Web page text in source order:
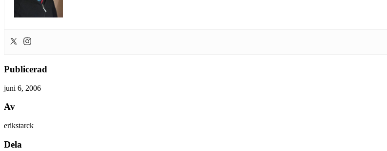
Publicerad
juni 6, 2006
Av
erikstarck
Dela